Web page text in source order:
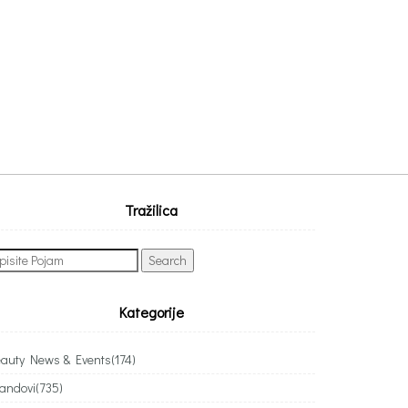
Tražilica
Kategorije
News & Events(174)
(735)